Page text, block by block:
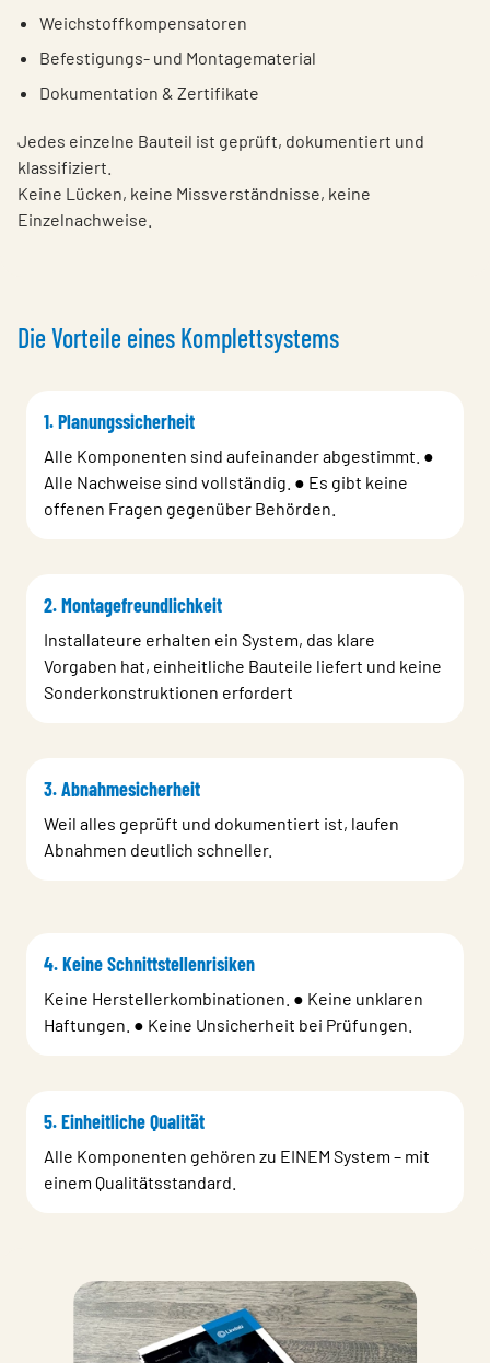
Weichstoffkompensatoren
Befestigungs- und Montagematerial
Dokumentation & Zertifikate
Jedes einzelne Bauteil ist geprüft, dokumentiert und
klassifiziert.
Keine Lücken, keine Missverständnisse, keine
Einzelnachweise.
Die Vorteile eines Komplettsystems
1. Planungssicherheit
Alle Komponenten sind aufeinander abgestimmt. ●
Alle Nachweise sind vollständig. ● Es gibt keine
offenen Fragen gegenüber Behörden.
2. Montagefreundlichkeit
Installateure erhalten ein System, das klare
Vorgaben hat, einheitliche Bauteile liefert und keine
Sonderkonstruktionen erfordert
3. Abnahmesicherheit
Weil alles geprüft und dokumentiert ist, laufen
Abnahmen deutlich schneller.
4. Keine Schnittstellenrisiken
Keine Herstellerkombinationen. ● Keine unklaren
Haftungen. ● Keine Unsicherheit bei Prüfungen.
5. Einheitliche Qualität
Alle Komponenten gehören zu EINEM System – mit
einem Qualitätsstandard.